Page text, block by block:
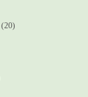
(20)